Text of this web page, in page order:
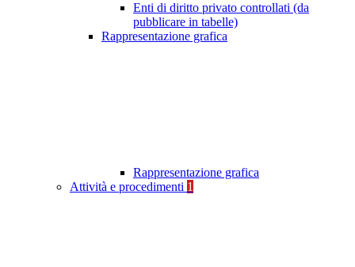
Enti di diritto privato controllati (da
pubblicare in tabelle)
Rappresentazione grafica
Rappresentazione grafica
Attività e procedimenti 1